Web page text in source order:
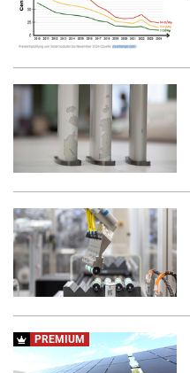
PREMIUM